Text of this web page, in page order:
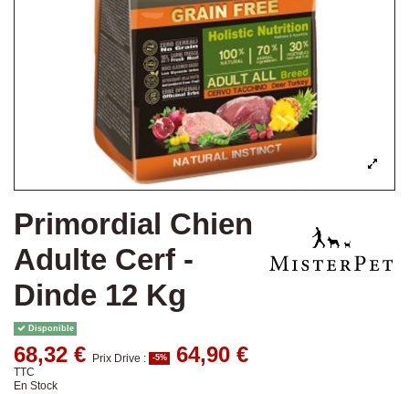
Primordial Chien
Adulte Cerf -
Dinde 12 Kg
Disponible
68,32 € Prix Drive : -5% 64,90 €
TTC
En Stock